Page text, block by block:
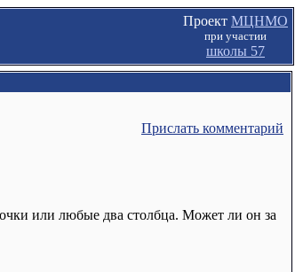
Проект МЦНМО
при участии
школы 57
Прислать комментарий
или любые два столбца. Может ли он за